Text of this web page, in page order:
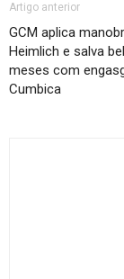
Artigo anterior
GCM aplica
Heimlich e salva
meses com
Cumbica